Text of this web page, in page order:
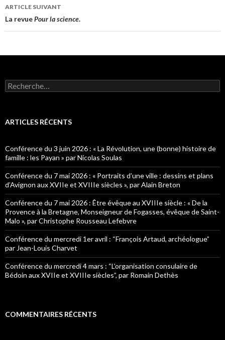
articles
ARTICLE SUIVANT
La revuePour la science.
R
e
e
h
e
r
:
ARTICLES RÉCENTS
Conférence du 3 juin 2026 : « La Révolution, une (bonne) histoire de
famille : les Payan » par Nicolas Soulas
Conférence du 7 mai 2026 : « Portraits d’une ville : dessins et plans
d’Avignon aux XVIIe et XVIIIe siècles », par Alain Breton
Conférence du 7 mai 2026 : Être évêque au XVIIIe siècle : « De la
Provence à la Bretagne, Monseigneur de Fogasses, évêque de Saint-
Malo », par Christophe Rousseau Lefebvre
Conférence du mercredi 1er avril : “François Artaud, archéologue”
par Jean-Louis Charvet
Conférence du mercredi 4 mars : “L’organisation consulaire de
Bédoin aux XVIIe et XVIIIe siècles”, par Romain Dethès
COMMENTAIRES RÉCENTS